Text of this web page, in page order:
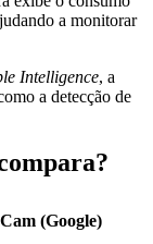
a monitorar
Intelligence, a
a detecção de
(Google)